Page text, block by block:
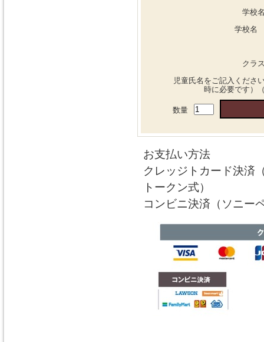
学校
学校名
クラ
児童氏名をご記入くださ
時に必要です）
数量
お支払い方法
クレッジトカード決済
トークン式）
コンビニ決済（ソニー